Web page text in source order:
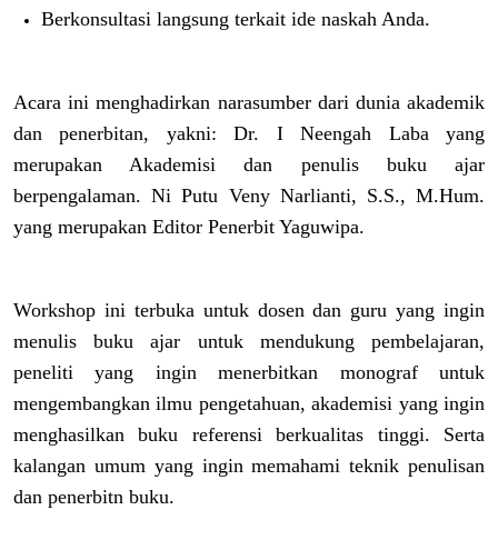
Berkonsultasi langsung terkait ide naskah Anda.
Acara ini menghadirkan narasumber dari dunia akademik
dan penerbitan, yakni: Dr. I Neengah Laba yang
merupakan Akademisi dan penulis buku ajar
berpengalaman. Ni Putu Veny Narlianti, S.S., M.Hum.
yang merupakan Editor Penerbit Yaguwipa.
Workshop ini terbuka untuk dosen dan guru yang ingin
menulis buku ajar untuk mendukung pembelajaran,
peneliti yang ingin menerbitkan monograf untuk
mengembangkan ilmu pengetahuan, akademisi yang ingin
menghasilkan buku referensi berkualitas tinggi. Serta
kalangan umum yang ingin memahami teknik penulisan
dan penerbitn buku.